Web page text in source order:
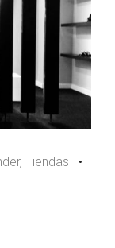
, Tiendas •